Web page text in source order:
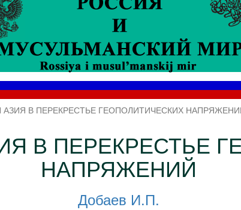
АЗИЯ В ПЕРЕКРЕСТЬЕ ГЕОПОЛИТИЧЕСКИХ
В ПЕРЕКРЕСТЬЕ
НАПРЯЖЕНИЙ
Добаев И.П.